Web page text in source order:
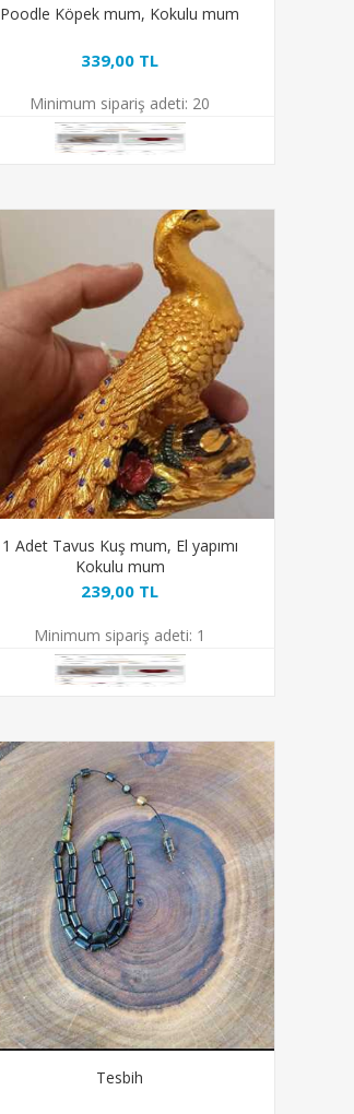
Poodle Köpek mum, Kokulu mum
339,00 TL
Minimum sipariş adeti: 20
1 Adet Tavus Kuş mum, El yapımı
Kokulu mum
239,00 TL
Minimum sipariş adeti: 1
Tesbih